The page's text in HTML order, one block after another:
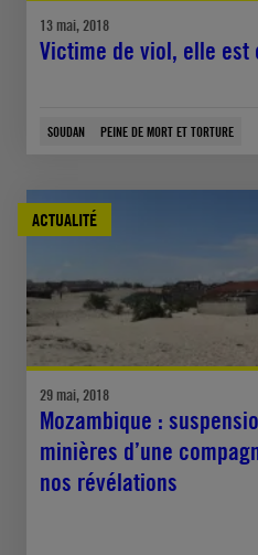
13 mai, 2018
Victime de viol, elle est
SOUDAN PEINE DE MORT ET TORTURE
ACTUALITÉ
29 mai, 2018
Mozambique :
minières d’une
nos révélations